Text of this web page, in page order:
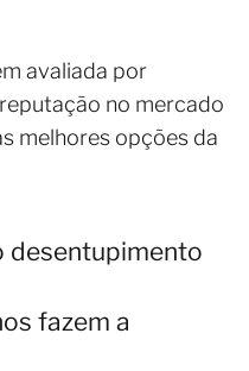
avaliada por
no mercado
melhores opções da
desentupimento
fazem a